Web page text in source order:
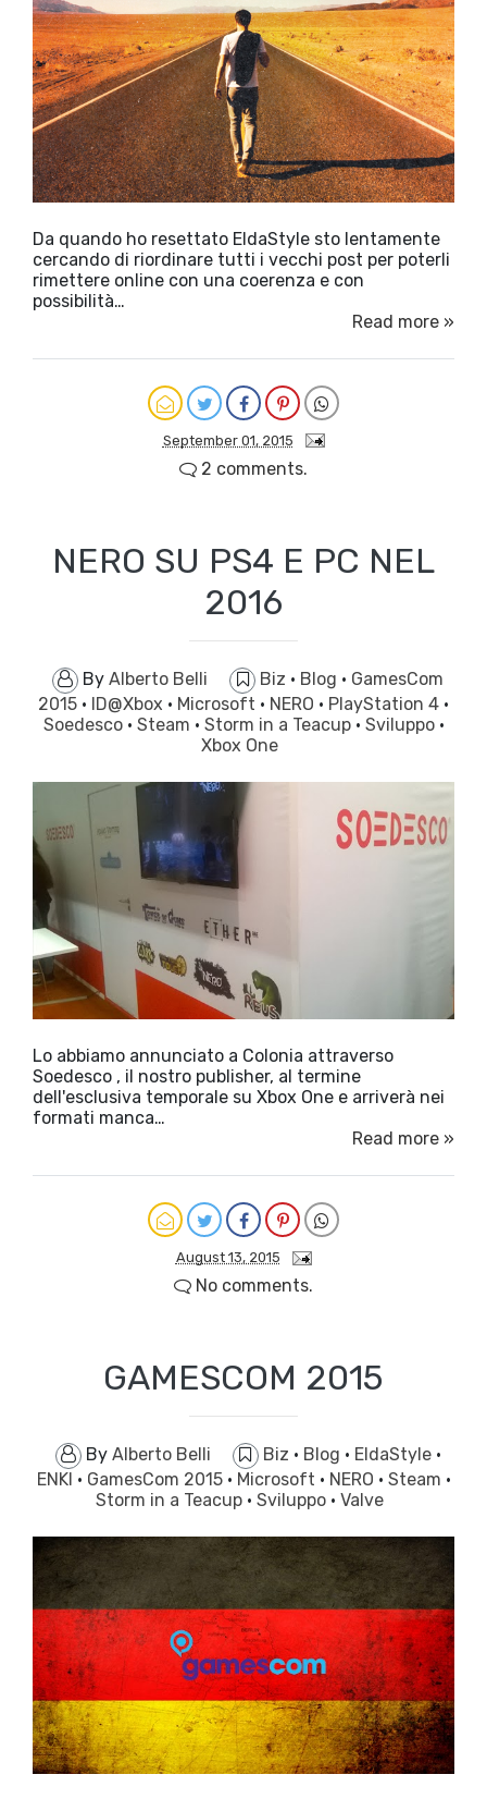
Da quando ho resettato EldaStyle sto lentamente
cercando di riordinare tutti i vecchi post per poterli
rimettere online con una coerenza e con
possibilità…
Read more »
September 01, 2015
2 comments.
NERO SU PS4 E PC NEL
2016
By Alberto Belli Biz · Blog · GamesCom
2015 · ID@Xbox · Microsoft · NERO · PlayStation 4 ·
Soedesco · Steam · Storm in a Teacup · Sviluppo ·
Xbox One
Lo abbiamo annunciato a Colonia attraverso
Soedesco , il nostro publisher, al termine
dell'esclusiva temporale su Xbox One e arriverà nei
formati manca…
Read more »
August 13, 2015
No comments.
GAMESCOM 2015
By Alberto Belli Biz · Blog · EldaStyle ·
ENKI · GamesCom 2015 · Microsoft · NERO · Steam ·
Storm in a Teacup · Sviluppo · Valve